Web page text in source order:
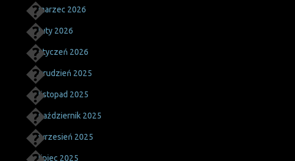
marzec 2026
luty 2026
styczeń 2026
grudzień 2025
listopad 2025
październik 2025
wrzesień 2025
lipiec 2025